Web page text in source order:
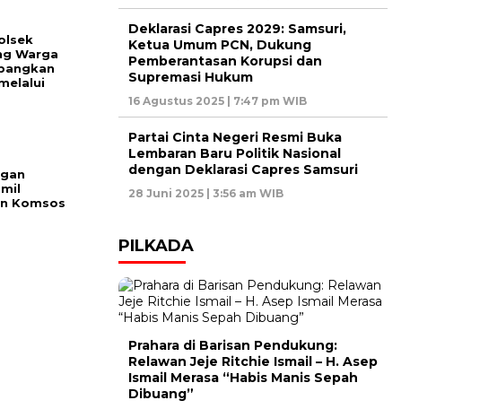
Warga
Komsos
Deklarasi Capres 2029: Samsuri,
Ketua Umum PCN, Dukung
Pemberantasan Korupsi dan
Supremasi Hukum
16 Agustus 2025 | 7:47 pm WIB
Partai Cinta Negeri Resmi Buka
Lembaran Baru Politik Nasional
dengan Deklarasi Capres Samsuri
28 Juni 2025 | 3:56 am WIB
PILKADA
Prahara di Barisan Pendukung:
Relawan Jeje Ritchie Ismail – H. Asep
Ismail Merasa “Habis Manis Sepah
Dibuang”